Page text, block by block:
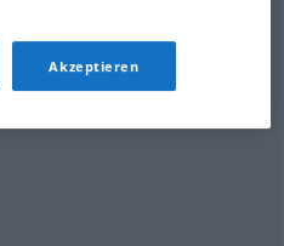
Umstand,Zustand
Akzeptieren